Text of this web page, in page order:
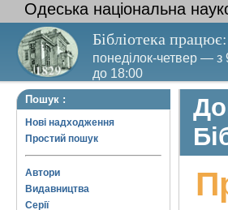
Одеська національна
Бібліотека працює:
понеділок-четвер —
до 18:00
Вихідний день —
Пошук :
Нові надходження
Простий пошук
Автори
Видавництва
Серії